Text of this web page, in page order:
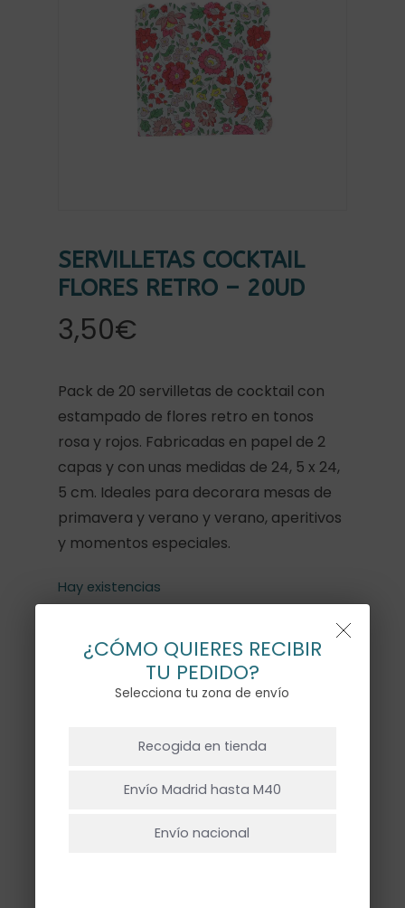
SERVILLETAS COCKTAIL
FLORES RETRO – 20UD
3,50€
Pack de 20 servilletas de cocktail con
estampado de flores retro en tonos
rosa y rojos. Fabricadas en papel de 2
capas y con unas medidas de 24, 5 x 24,
5 cm. Ideales para decorara mesas de
primavera y verano y verano, aperitivos
y momentos especiales.
Hay existencias
Añadir Al Carrito
Descripción
Aporta un toque alegre y romántico a tu
¿CÓMO QUIERES RECIBIR
TU PEDIDO?
Selecciona tu zona de envío
Recogida en tienda
Envío Madrid hasta M40
Envío nacional